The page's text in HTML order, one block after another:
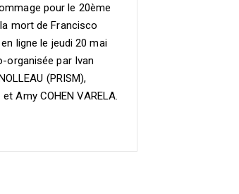
pour le 20ème
mort de Francisco
ligne le jeudi 20 mai
organisée par Ivan
(PRISM),
Amy COHEN VARELA.